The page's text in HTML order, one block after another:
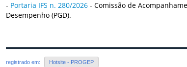
- Portaria IFS n. 280/2026 - Comissão de
Desempenho (PGD).
registrado em: Hotsite - PROGEP